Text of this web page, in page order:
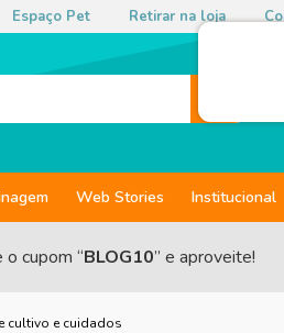
Espaço Pet Retirar na loja
Web Stories Institucional
cupom “BLOG10” e aproveite!
cultivo e cuidados